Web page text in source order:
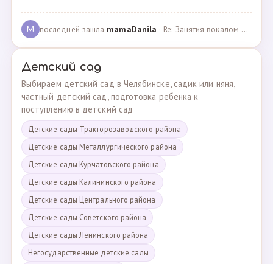
M последней зашла mamaDanila · Re: Занятия вокалом и танцами для подростков с мент… · 12.03.2025
Детский сад
Выбираем детский сад в Челябинске, садик или няня,
частный детский сад, подготовка ребенка к
поступлению в детский сад
Детские сады Тракторозаводского района
Детские сады Металлургического района
Детские сады Курчатовского района
Детские сады Калининского района
Детские сады Центрального района
Детские сады Советского района
Детские сады Ленинского района
Негосударственные детские сады